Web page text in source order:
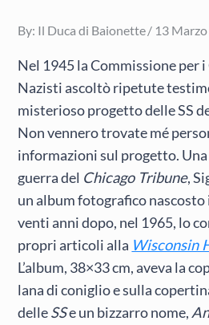
By: Il Duca di Baionette Posted
13
Nel 1945 la Commissione per
Nazisti ascoltò ripetute
misterioso progetto delle SS
Non vennero trovate mé
informazioni sul progetto.
guerra del Chicago Tribune,
un album fotografico nascosto
venti anni dopo, nel 1965, lo
propri articoli alla Wisconsin
L’album, 38×33 cm, aveva la
lana di coniglio e sulla
delleSSe un bizzarro nome,